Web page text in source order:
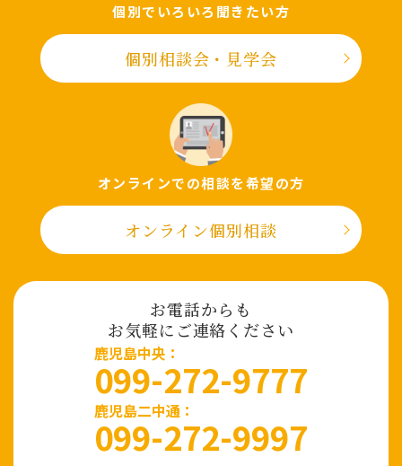
個別でいろいろ聞きたい⽅
個別相談会・⾒学会
オンラインでの相談を希望の⽅
オンライン個別相談
お電話からも
お気軽にご連絡ください
⿅児島中央：
099-272-9777
鹿児島二中通：
099-272-9997